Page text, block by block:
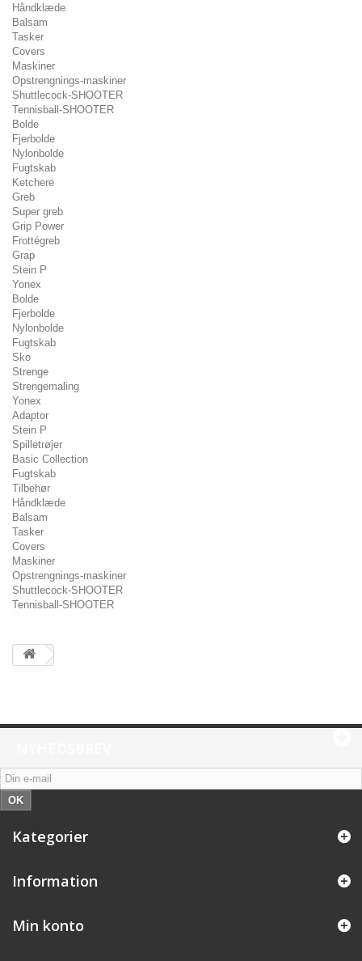
Håndklæde
Balsam
Tasker
Covers
Maskiner
Opstrengnings-maskiner
Shuttlecock-SHOOTER
Tennisball-SHOOTER
Bolde
Fjerbolde
Nylonbolde
Fugtskab
Ketchere
Greb
Super greb
Grip Power
Frottégreb
Grap
Stein P
Yonex
Bolde
Fjerbolde
Nylonbolde
Fugtskab
Sko
Strenge
Strengemaling
Yonex
Adaptor
Stein P
Spilletrøjer
Basic Collection
Fugtskab
Tilbehør
Håndklæde
Balsam
Tasker
Covers
Maskiner
Opstrengnings-maskiner
Shuttlecock-SHOOTER
Tennisball-SHOOTER
OK
Kategorier
Information
Min konto